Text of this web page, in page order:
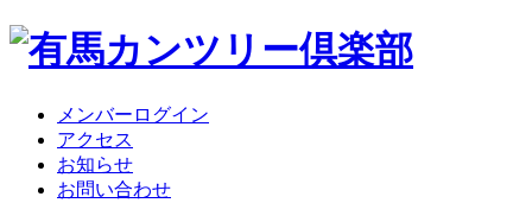
メンバーログイン
アクセス
お知らせ
お問い合わせ